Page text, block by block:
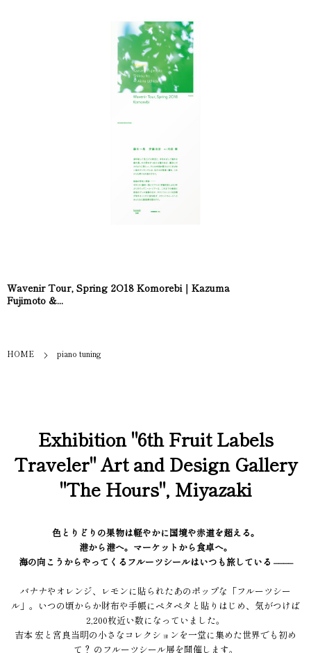
Wavenir Tour, Spring 2O18 Komorebi｜Kazuma
Fujimoto &...
HOME piano tuning
Exhibition "6th Fruit Labels
Traveler" Art and Design Gallery
"The Hours", Miyazaki
色とりどりの果物は軽やかに国境や赤道を超える。
港から港へ。マーケットから食卓へ。
海の向こうからやってくるフルーツシールはいつも旅している ––––
バナナやオレンジ、レモンに貼られたあのポップな「フルーツシー
ル」。いつの頃からか財布や手帳にペタペタと貼りはじめ、気がつけば
2,200枚近い数になっていました。
吉本 宏と宮良当明の小さなコレクションを一堂に集めた世界でも初め
て？ のフルーツシール展を開催します。